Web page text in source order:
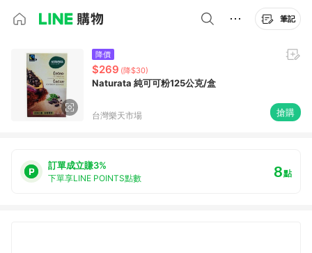
筆記
降價
$269 (降$30)
Naturata 純可可粉125公克/盒
台灣樂天市場 搶購
訂單成立賺3%
下單享LINE POINTS點數 8點